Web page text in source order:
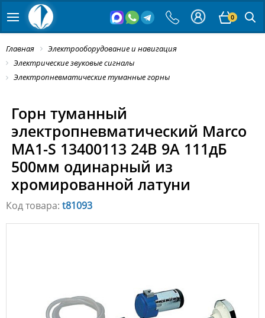
0
Главная
Электрооборудование и навигация
Электрические звуковые сигналы
Электропневматические туманные горны
Горн туманный
электропневматический Marco
MA1-S 13400113 24В 9А 111дБ
500мм одинарный из
хромированной латуни
Код товара: t81093